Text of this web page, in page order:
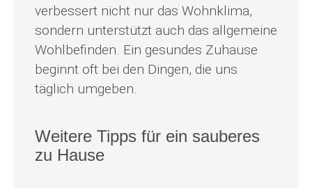
verbessert nicht nur das Wohnklima,
sondern unterstützt auch das allgemeine
Wohlbefinden. Ein gesundes Zuhause
beginnt oft bei den Dingen, die uns
täglich umgeben.
Weitere Tipps für ein sauberes
zu Hause